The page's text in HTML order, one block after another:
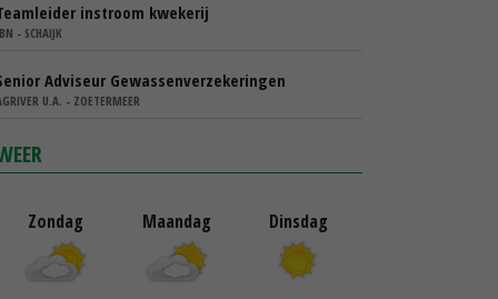
instroom kwekerij
- SCHAIJK
Adviseur Gewassenverzekeringen
U.A. - ZOETERMEER
Zondag Maandag Dinsdag